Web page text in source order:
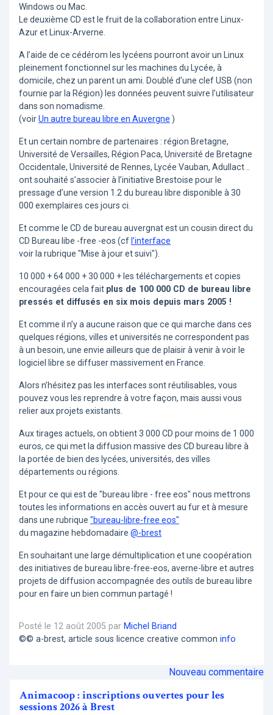
Windows ou Mac.
Le deuxième CD est le fruit de la collaboration entre Linux-
Azur et Linux-Arverne.
A l’aide de ce cédérom les lycéens pourront avoir un Linux
pleinement fonctionnel sur les machines du Lycée, à
domicile, chez un parent un ami. Doublé d’une clef USB (non
fournie par la Région) les données peuvent suivre l’utilisateur
dans son nomadisme.
(voirUn autre bureau libre en Auvergne )
Et un certain nombre de partenaires : région Bretagne,
Université de Versailles, Région Paca, Université de Bretagne
Occidentale, Université de Rennes, Lycée Vauban, Adullact ..
ont souhaité s’associer à l’initiative Brestoise pour le
pressage d’une version 1.2 du bureau libre disponible à 30
000 exemplaires ces jours ci.
Et comme le CD de bureau auvergnat est un cousin direct du
CD Bureau libe -free -eos (cf l’interface
voir la rubrique "Mise à jour et suivi").
10 000 + 64 000 + 30 000 + les téléchargements et copies
encouragées cela fait plus de 100 000 CD de bureau libre
pressés et diffusés en six mois depuis mars 2005 !
Et comme il n’y a aucune raison que ce qui marche dans ces
quelques régions, villes et universités ne correspondent pas
à un besoin, une envie ailleurs que de plaisir à venir à voir le
logiciel libre se diffuser massivement en France.
Alors n’hésitez pas les interfaces sont réutilisables, vous
pouvez vous les reprendre à votre façon, mais aussi vous
relier aux projets existants.
Aux tirages actuels, on obtient 3 000 CD pour moins de 1 000
euros, ce qui met la diffusion massive des CD bureau libre à
la portée de bien des lycées, universités, des villes
départements ou régions.
Et pour ce qui est de "bureau libre - free eos" nous mettrons
toutes les informations en accès ouvert au fur et à mesure
dans une rubrique "bureau-libre-free eos"
du magazine hebdomadaire @-brest
En souhaitant une large démultiplication et une coopération
des initiatives de bureau libre-free-eos, averne-libre et autres
projets de diffusion accompagnée des outils de bureau libre
pour en faire un bien commun partagé !
Posté le 12 août 2005 par Michel Briand
©© a-brest, article sous licence creative common info
Nouveau commentaire
Animacoop : inscriptions ouvertes pour les
sessions 2026 à Brest